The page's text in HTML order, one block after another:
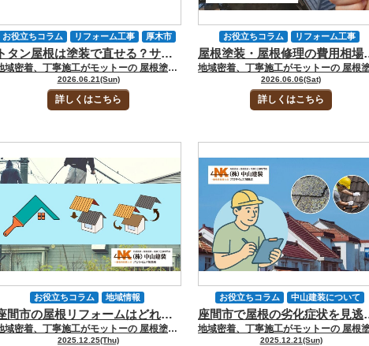
トタン屋根は塗装で直せる？サビ・穴あき・雨漏りの修理判断基準
地域密着、丁寧施工がモットーの 屋根塗装・外壁塗装専門店の中山建装です！ 代表取締役の中山です！ トタン屋根にサビが出てきたものの、「塗装だけで大丈夫なのか」「張り替えが必要なのか分からない」と悩んでいませんか。トタン屋根は、定期的な塗装によって寿命を延ばせる屋根材です。 ですが、すべての症状が塗装で解決できるわけではありません。サビの進行状況や下地の状態によっては、部分補修や張り替えが必要になるケースもあります。とくに築年数が経過した戸建て住宅や倉庫、物置、下屋では、気づかないうちに劣化が進んでいることも少なくありません。 大和市・厚木市・座間市・海老名市周辺でも、古い戸建ての下屋、倉庫、物置、庇まわりなどにトタン屋根が使われているケースがあります。神奈川県央エリアは、夏場の日差しや台風・強風雨の影響を受けることもあるため、塗膜の劣化やサビを放置すると、穴あきや雨漏りにつながる可能性があります。 今回のお役立ちコラムでは、トタン屋根は塗装で対応できるのかをはじめ、補修や張り替えが必要になる判断基準についてくわしく解説します。 [myphp file="comContactL"] トタン屋根は塗装で直せる？まずは劣化状況を確認 トタン屋根は、表面のサビが軽度な段階であれば、塗装によるメンテナンスで延命できる可能性があります。ただし、穴あきや雨漏りが発生している場合は注意が必要です。見た目だけでは判断が難しいため、まずは劣化状況を確認しましょう。 トタン屋根で見るべきポイントは、表面の色あせだけではありません。サビの範囲、サビの深さ、塗膜の剥がれ、釘やビスまわりの浮き、屋根材の重なり部分、雨漏り跡の有無まで確認する必要があります。 とくに古いトタン屋根では、表面は軽度のサビに見えても、重なり部分や釘まわりから腐食が進んでいることがあります。塗装で済むかどうかは、屋根材そのものがまだ健全かどうかで変わります。 ▼棟板金の雨漏りリスク▼棟板金のメンテナンスの重要性｜手入れ不足で雨漏りになるメカニズム サビだけなら塗装で延命できるケース トタン屋根は金属製のため、塗膜が劣化すると徐々にサビが発生します。 次のような状態であれば、塗装による保護が有効なケースがあります。 ・色あせが目立つ・表面にうっすらサビが出ている・塗膜の剥がれが見られる・穴あきは発生していない・雨漏りは発生していない・屋根材の大きな変形がない この段階で適切に塗装をおこなえば、防水性や防錆性の回復が期待できます。とくに築10年から20年程度の住宅では、現地調査の際に表面的なサビが見つかるケースも少なくありません。トタン自体が健全であれば、塗装によって屋根の寿命を延ばせる可能性があります。 ただし、トタン屋根の塗装では下地処理が重要です。サビを落とすケレン作業、サビ止め塗料の使用、上塗りの塗装回数が適切でないと、せっかく塗装しても早期にサビが再発することがあります。 見積書を見る際は、単に「屋根塗装一式」と書かれているかどうかではなく、ケレン作業、サビ止め、使用塗料、塗装回数、施工範囲が明記されているかを確認することが大切です。 ▼ケレン作業の重要性はこちら▼ケレンはなぜ必要？下地調整をおこなう意味やメリット 塗装では対応できないケースもある 一方で、サビが進行している場合は、塗装だけでは十分な補修になりません。 たとえば次のような症状です。 症状 推奨される対応 判断のポイント サビが広範囲に発生している 部分補修または張り替え 表面だけでなく腐食の深さを確認 穴あきがある 板金補修・張り替え 穴の大きさと周辺の腐食範囲を確認 雨漏りが発生している 原因調査と補修 屋根材以外の原因も含めて確認 下地が腐食している 下地補修・葺き替え 野地板や垂木への影響を確認 屋根材が変形している 張り替え検討 反り、浮き、たわみの有無を確認 穴が開いたトタンに塗料を塗っても、穴そのものは塞がりません。また、内部の腐食が進んでいる場合は、一時的に見た目がきれいになっても根本的な解決にはならないため注意が必要です。 トタン屋根は表面だけでなく、固定している釘まわりや重なり部分から劣化が進行することもあります。雨水が入り込みやすい部分に腐食がある場合、塗装だけで済ませると、短期間で再び雨漏りやサビが発生する可能性があります。 費用面でも、塗装だけで済む場合、板金補修を伴う場合、部分張り替えが必要な場合、下地補修や葺き替えが必要な場合では見積もり内容が大きく変わります。安さだけで判断するのではなく、どの症状に対してどの工事が必要なのかを確認しましょう。 見た目では判断しにくいケースもあるため、専門業者による点検を受けたうえで適切な工事方法を検討することが大切です。早い段階で対処できれば、張り替えではなく塗装や部分補修で済む場合もあります。 ▼サビ止めと下塗りはこちら▼知っておきたい外壁塗装の基礎知識「下塗り」｜プライマーやサビ止め塗料の必要性 古い戸建て・倉庫・物置でよく見られるケース 古いトタン屋根は、戸建て住宅だけでなく、倉庫や物置、下屋などでも使用されていることがあります。こうした建物では、「サビが出ているが塗装で対応できるのか分からない」「雨漏りしているが張り替えが必要なのか判断できない」と悩む方も少なくありません。 トタン屋根は比較的軽量で施工しやすい屋根材ですが、長年メンテナンスをおこなっていない場合は、劣化が想像以上に進行しているケースもあります。 たとえば、屋根の表面は軽いサビに見えていても、固定している釘まわりから腐食が進行していたり、屋根裏に雨染みが発生していたりする場合があります。倉庫や物置は普段あまり状態を確認しないことも多く、気づいたときには穴あきが発生している場合もあります。 また、トタン屋根は建物の立地や周辺環境によっても劣化の進行速度が変わります。雨風の影響を受けやすい場所、日当たりが強い場所、周囲に湿気がこもりやすい場所では、サビが進行しやすくなります。 大和市・厚木市周辺でも、住宅の増改築部分、古い倉庫、物置、勝手口まわりの下屋などにトタン屋根が残っていることがあります。母屋の屋根はメンテナンスしていても、下屋や物置の屋根は後回しになりやすいため注意が必要です。 見た目では判断が難しい症状もあるため、気になる変化が見られた場合は、劣化が進行する前に対応を検討してみてください。 [myphp file="comContactL"] トタン屋根の雨漏りは塗装より原因調査が重要 トタン屋根の雨漏りでは、「とりあえず塗装すれば直る」と考える方もいるかもしれません。ですが、実際には雨漏りの原因を特定することが最優先です。とくに古い戸建て住宅や倉庫、物置などでは、屋根以外の部分が原因になっているケースもあります。 塗装は、屋根材の表面を保護するための工事です。雨漏りの原因が穴あき、重なり部分のすき間、棟板金の浮き、外壁との取り合い部分にある場合、塗装だけでは雨漏りを止められないことがあります。 雨漏りが発生している場合は、まず水の入口を確認する必要があります。雨水は建物内部を伝って移動するため、室内のシミがある場所の真上に原因があるとは限りません。原因を特定せずに塗装すると、工事後も雨漏りが続く可能性があります。 雨漏りの原因はトタン屋根以外にあることも トタン屋根の雨漏りは、必ずしも屋根材の劣化だけが原因とは限りません。 よく見られる原因として、以下のようなものがあります。 ・屋根材の穴あき・棟板金の浮き・ビスや釘のゆるみ・シーリングの劣化・外壁との取り合い部分の劣化・雨樋の詰まりや破損・下屋と外壁の接合部からの浸水 屋根からの雨漏りと思われていても、外壁側が原因になっている場合もあります。特に下屋の場合、外壁との取り合い部分から雨水が入り込むケースがあります。 また、雨樋の詰まりや破損によって雨水が正常に流れず、屋根や外壁側へ回り込むこともあります。そのため、雨漏りが発生している場合は塗装の可否を判断する前に、屋根全体と周辺部を含めた原因調査をおこなうことが大切です。 中山建装では、トタン屋根だけを見るのではなく、外壁との接合部、雨樋、棟板金、ビスまわり、屋根裏の雨染みなどを確認しながら原因を整理することが重要だと考えています。 ▼雨漏り箇所の見つけ方はこちら▼【場所別】自宅で簡単にできる雨漏り箇所の見つけ方を中山建装が解説！ 下地劣化がある場合は補修や張り替えが必要 雨漏りを長期間放置すると、屋根材だけでなく下地にも影響がおよびます。 とくに注意したい症状は次のとおりです。 ・天井にシミがある・屋根裏に雨染みがある・野地板が腐食している・屋根を踏むとたわむ・室内にカビ臭さがある・雨の日のあとに室内の湿気が強くなる こうした状態になると、塗装だけで対応するのは難しくなります。下地補修や部分的な張り替え、場合によっては屋根全体の葺き替え工事が必要になることもあるため、早めの点検がおすすめです。 中山建装では、屋根だけでなく屋根裏や周辺部まで確認しながら雨漏りの原因を調査しています。写真付きの診断報告書で状態を確認できるため、「本当に塗装で大丈夫なのか」を判断しやすい点も特徴です。 なお、トタン屋根の劣化を見てすぐに「全面張り替えしかありません」と断定する業者や、反対に穴あきや雨漏りがあるにもかかわらず「塗装で大丈夫です」と説明する業者には注意が必要です。見積もり前には、劣化写真、補修範囲、下地の状態、使用する塗料や板金材、保証内容を確認しましょう。 トタン屋根は、見た目以上に劣化が進行している場合があります。サビだけなら塗装による延命が期待できますが、穴あきや雨漏り、下地劣化が見られる場合は補修や張り替えを検討した方が良いケースもあります。 塗れる屋根なのか、修理すべき屋根なのかは現地確認をしなければ正確に判断できません。トタン屋根の劣化が気になる方は、まず専門業者による診断を受けて状態を確認することが大切です。 [myphp file="comContactL"] FAQ｜トタン屋根の塗装工事・雨漏り工事でよくある質問 Q.トタン屋根のサビは塗装だけで直せますか？ 表面にうっすらサビが出ている程度で、穴あきや雨漏りがなければ、ケレン作業とサビ止めを行ったうえで塗装できる場合があります。ただし、サビが深く進行している場合は、塗装だけでは再発しやすいため、補修や張り替えの検討が必要です。 Q.トタン屋根に穴が開いている場合も塗装できますか？ 穴が開いている場合、塗装だけで穴を塞ぐことはできません。板金補修や部分張り替えが必要になることがあります。穴の周囲にも腐食が広がっている可能性があるため、表面だけでなく周辺部や下地の状態まで確認することが大切です。 Q.トタン屋根の雨漏りは塗装で止まりますか？ 雨漏りの原因が塗膜劣化だけであれば改善につながることもありますが、多くの場合は穴あき、棟板金の浮き、釘まわり、外壁との取り合い部分などが関係します。原因を特定せずに塗装しても雨漏りが止まらないことがあるため、まず原因調査が必要です。 Q.見積もり前に確認しておくべきことはありますか？ サビの範囲、穴あきの有無、雨漏りしている場所、天井のシミ、屋根裏の雨染み、いつから症状が出ているかを確認しておくと相談しやすくなります。見積書では、ケレン作業、サビ止め、塗装回数、補修範囲、保証内容も確認しましょう。 トタン屋根が塗装で直せるか迷ったら中山建装へご相談ください トタン屋根は、軽度のサビであれば塗装で延命できる場合がありますが、見た目だけで判断すると必要な補修を見落とすことがあります。穴あきや雨漏り、下地劣化がある場合は補修や張り替えが必要になることも。 中山建装では、大和市・厚木市周辺の住宅や倉庫、下屋の状態を確認し、塗装で済むのか修理が必要なのかを分かりやすくご説明します。 問い合わせフォームからのお問い合わせ、メール、電話でのご相談、ショールームへの来店にて、トタン屋根のサビや雨漏りの不安をご相談ください。 [myphp file="comContactL"] ▼合わせてチェック▼ 中山建装塗装専門ショールーム 厚木店 中山建装塗装専門ショールーム 大和店
2026.06.21(Sun)
詳しくはこちら
お役立ちコラム リフォーム工事
厚木市
地域情報
外装劣化診断
大和市
屋根カバー工事
屋根張り替え工事
座間市 愛川町
神奈川県 防水
雨漏り補修
屋根塗装・屋根修理の
2026.06.06(Sat)
詳しくはこちら
お役立ちコラム
リフォーム工事
中山建装について
劣化・補修・小工事
劣化症状について
厚木市
地域情報
塗装のタイミング
塗装工事について
外装劣化診断
大和市
屋根カバー工事
座間市
愛川町 横浜市
海老名市
費用について
雨漏り
雨漏り119
雨漏り診断
座間市の屋根リフォームはどれを選ぶ？塗装・カバー・葺き替えの判断基準をプロが徹底整理
地域密着、丁寧施工がモットーの 屋根塗装・外壁塗装専門店の中山建装です！ 代表取締役の中山です！ 座間市で屋根リフォームを検討する場面では、直面する問題があります。「屋根塗装だけで済むのか？」「カバー工法が最適？」「葺き替えが必要？」のように、判断に悩むことも多々出てくるものです。 屋根の状態は、地域の気候条件に大きく左右されます。座間市では湿度が高い日もあり、梅雨・台風シーズンには降雨量が一時的に増加する傾向です。これらの環境要因は、屋根材の劣化を加速させるため、単純に築年数だけでは工法を決められません。誤った判断をすると、数年以内に再び雨漏りや劣化が発生し、結果的に工事費用が膨らむリスクもあります。 そこで今回のお役立ちコラムでは、屋根の状態に応じた3つの工法である「塗装」「カバー工法」「葺き替え」についてくわしくお話しします。どのような点を考えて選んだほうがいいのか整理しました。 ▼合わせて読みたい▼座間市在住必見！屋根リフォームで雨漏り対策＆修理費用を賢く抑える方法 [myphp file="comContactL"] 座間市の屋根に求められる「地域特性」とリフォーム判断の前提 座間市は湿度・降雨・台風の影響もある地域です。屋根材への負荷も大きくなる場合も多々あります。まずはこの地域特性を理解することが、工法選定の基本となります。 座間市の降雨量・湿度・台風風速が屋根材に与える影響 屋根の劣化速度を左右する最も大きな外的要因が、気象条件です。座間市は湿度が高い日もあり、梅雨や秋雨前線の時期には相対湿度が80％前後まで上昇する日もあります。 湿度が高い環境では、スレート屋根の含水量が増え、塗膜の劣化や苔の発生が加速するのです。台風シーズンには、瞬間風速も強まります。そのため棟板金の浮きや留め具の緩みが発生する場合もあるのです。 これらの変化は表面だけの問題では済みません。下地の野地板にも影響し、含水と乾燥が繰り返されると、反りや沈みの原因を生むこともあるのです。 さらに、周囲の建物の影響も受けて風向きが変わる場合もあります。そうすると、局所的な雨の吹き込みが起こることも出てくるのです。 外観だけで判断して塗装を選ぶと、内部劣化を見落とすリスクも高まります。まずは地域の気象特性を踏まえ、屋根材がどのような影響を受けやすいか理解が重要です。 築年数×屋根材種類で変わるメンテナンス周期の考え方 屋根のメンテナンス周期は「築年数」と「屋根材の種類」で変わります。環境によりますが、スレート屋根の場合、一般的に新築後10〜15年で初回塗装が必要です。ただ、湿度が高い地域だと苔・藻の発生リスクは比較的高いと言えます。実際は短い周期で劣化が進むこともありえるのです。金属屋根（ガルバリウム鋼板など）は錆びにくいものの、強風での浮きや棟板金の緩みに注意が求められます。塗装より部材交換を優先すべきケースもあるのです。 築20年以上も経過すれば、屋根材そのものの寿命に加え、下地の野地板や防水紙の劣化が顕在化してきます。そうなると塗装だけで延命するのも限界が出てくるのです。屋根材の種類ごとに劣化の特徴を把握し、外観だけに囚われず、内部状態を含めて判断することが求められます。 押さえるべき「屋根リフォーム３工法」の前提 塗装・カバー・葺き替えは、改善できる範囲が異なります。最初にこの違いを理解しておくことが、誤った判断を避けるうえでは重要です。 塗装・カバー・葺き替えは「改善できる範囲」が違う 塗装は表面保護に特化し、内部劣化は解決できません。カバー工法は屋根材の老朽を覆う工法で、下地や防水紙の状態は健全であることが求められます。葺き替えはすべてを新設するため、構造まで建て直す根本改善ができるのです。 ３工法の「できる・できない」を理解する 屋根塗装は下地が腐朽していると成立しません。カバー工法は内部が腐っていれば、逆効果となるのです。葺き替えは万能ではあるものの、費用・工期の負担が大きくなります。 3つの工法で選ぶ場合「できる・できない」を適切に理解し判断することが成功の鍵を握るのです。この点を誤解すれば、選択ミスが起こってもおかしくありません。 ▼合わせて読みたい▼一戸建ての雨漏りの原因について考える｜【座間市で雨漏り修理業者を探すなら中山建装】 [myphp file="comContactL"] 塗装とカバー工法をどう選ぶ？「適している」「適さない」の線引き ここからは塗装とカバー工法、どちらを選ぶべきなのか？適している・適さないという点を中心に、判断基準をくわしくお話しします。 塗装が向く屋根とは？軽度劣化＋健全な下地 色褪せ・軽微なクラック・チョーキングなど、表面劣化のみの屋根なら屋根塗装が適しています。ただし、野地板が沈んでいたり・雨漏り履歴があったり・板金の腐朽があったりすれば塗装はむずかしいのです。 とくに結露や北面で苔が発生しやすい住まいの場合、見た目以上に含水しているケースも多数見られます。そのため、工法を選ぶ際には専門業者による屋根裏の確認が必要です。 カバー工法が向く屋根とは？中度劣化と内部が健全かどうか 屋根材が経年劣化して、弱っていたとします。それでも防水紙と野地板が生きている状態なら、カバー工法は適しているのです。カバー工法は既存の屋根に新しい屋根をかぶせます。そのため廃材が少なくなり、短工期なのがメリットです。 ただし、雨漏り履歴や野地板の腐朽のほか、防水紙が破断しているなら、カバー工法では不十分な対処と言えます。湿度が高い地域では、通気不足の屋根でカバー工法を行うと、湿気を閉じ込め劣化を早める場合があります。 野地板の腐朽が、急速に進むリスクがあるからです。結露しやすい北面や棟板金内部の貫板が湿気で弱っているケースだと、慎重な判断が求められます。施工前には、屋根裏の通気状況や含水度を確認し、適否の見極めが必要です。 塗装とカバーの境界を具体的に整理する 素材が指で崩れる：塗装不可 反りが強い ：塗装不可、カバー検討 苔の厚付き：塗装密着不可 雨漏り跡 ：カバー不可→葺き替え（屋根起因の雨漏りの場合） できる・できないかについて線引きを理解しておけば、判断ミスを防ぐのに有効です。 誤った選択は数年以内に破綻する 判断ミスをして、屋根塗装だけで済ませると、内部劣化を温存することにつながりかねません。そうすると短期間で剥離が再発してもおかしくないのです。 カバー工法が適していない状態の屋根に施工するのは、腐朽を閉じ込めることと同じになってしまいます。そうすると屋根の劣化は加速するだけとなり、結果的に、高額な葺き替えにつながりかねません。 参照：国土交通省 国立研究開発法人 建築研究所 参照：木塊協会 資産価値のある高耐久住宅研究報告 葺き替えを選ぶべき屋根とは？重度劣化と長期メリット 内部劣化が進んで、屋根塗装やカバー工法では対処できないなら、葺き替えが解決策となります。 葺き替えのサインを早期に把握する 「踏むと沈む」「屋根裏の湿気が抜けない」「防水紙の破断」「過去に雨漏りがある」このような屋根の場合、表面工事が通用しない状態と言えるのです。 アスベスト期・ノンアス初期のスレートは要注意 層間剥離したスレートは塗装もカバーも密着しない場合が多々あります。そのため葺き替えでしか解決できない場合も出てくるのです。ただ、スレート屋根の場合、アスベストが含まれている場合もあります。あわせて耐用限界に達している場合も多いため、安全性や耐風性の観点からも更新が必要です。 葺き替えは高額だが合理的 葺き替えは費用と工期の長さがネックとなります。葺き替えは屋根の問題に関する最大の解決方法とも言えるのです。たとえば葺き替えをすることで、以下のメリットを得られます。 防水紙の更新 野地板の補強 軽量屋根材で耐震性向上 換気棟追加で結露対策 資産価値が上がる傾向 何より検討時点の屋根の劣化を「リセットできる」点が、葺き替えの強みと言えます。表面的な対処ではなく、屋根を健全な状態へ戻せるのですから、座間市の湿度や風災リスクにも長期的に耐えられるだけの安心感を得られるのです。 短期的な出費は大きくても、将来の再工事を抑え、トータルコストを最小化できるのが葺き替えの大きなメリットと言えます。最終的には、今の劣化状況と今後どれだけ長く家を保ちたいかを照らし合わせ、後悔の少ない選択をしていくことが重要です。 [myphp file="comContactL"] FAQ｜座間市の屋根リフォーム工法選びについてよくある質問 座間市で屋根リフォームをご検討中のお客様からは「塗装・カバー・葺き替えのどれを選べばいいのか分からない」「本当にカバー工法で大丈夫？」「築年数と屋根材の状態のどちらを優先すべきか」など多くのご相談をいただきます。 ここでは今回のコラム内容を踏まえ、座間市の気候特性と屋根の劣化状態を軸にした工法選びの疑問にお答えします。 Q.築15年なら屋根塗装で十分ですか？それともカバー工法も検討すべきですか？ A.築年数だけでは判断できません。築15年は「塗装で延命できる屋根」と「すでにカバー工法や葺き替えを検討すべき屋根」がちょうど分かれ始める時期です。スレートのひび割れが軽微で、反りや層間剥離がなく、屋根裏の野地板も健全なら塗装で十分な場合もあります。 一方で、座間市は湿度が高く苔が出やすい環境のため、苔の厚付きや雨漏り履歴、防水紙の劣化が確認された場合は、カバー工法や葺き替えも視野に入れて検討する必要があります。 Q.屋根塗装とカバー工法のどちらにするか、自分で見極めるポイントはありますか？ A.大まかな目安としては「表面だけの劣化なら塗装」「屋根材そのものの傷みが進んでいるならカバー以上」と考えると分かりやすいです。具体的には、スレートが指で触ると崩れる、強い反りが出ている、層間剥離が広がっている、苔が厚くこびりついているといった場合は塗装の密着が期待できず、塗装単独は不向きです。 ただし、屋根裏の状態や防水紙の劣化は外からは分からないため、最終判断は必ず専門業者の点検結果をもとに行うことをおすすめします。 Q.カバー工法が向かない屋根はどんな状態ですか？ A.代表的なのは「雨漏りがすでに発生している」「野地板が腐朽・沈みを起こしている」「防水紙が破れている」といったケースです。この状態でカバー工法を行うと、既存の傷みを屋根内部に閉じ込めてしまい、かえって劣化を加速させる恐れがあります。 また、通気計画が不十分な屋根にカバーをかぶせると内部結露が起こりやすく、座間市のような湿度の高い地域では特に注意が必要です。こうした場合は、葺き替えで内部からリセットする方が結果的に合理的な選択となります。 Q.葺き替えは高額と聞きますが、どんなときに選ぶのが正解ですか？ A.葺き替えは「屋根の健康状態を一度ゼロリセットしたいとき」に選ぶ工法です。踏むと沈む、屋根裏が常に湿っている、防水紙があちこちで破断している、過去の雨漏り補修を何度も繰り返しているといった屋根は、表面だけ手を入れても根本解決になりません。 葺き替えなら防水紙と野地板の補修・補強、軽量屋根材への変更、換気棟の追加など、座間市の湿度や風雨を見据えた総合的な改善が可能です。初期費用は大きくなりますが、将来の再工事を減らしトータルコストを抑えられるケースも多くあります。 Q.自分の家に最適な工法を中立的に判断してもらうにはどうすればいいですか？ A.まずは「工法ありき」ではなく「現状診断ありき」で話を進めてくれる業者を選ぶことが重要です。屋根表面だけでなく、屋根裏の状態、防水紙や野地板の傷み、棟板金・谷部の状況などを写真と一緒に説明してくれる会社なら、塗装・カバー・葺き替えのそれぞれのメリット・デメリットを比較しながら検討できます。 中山建装のように座間市の気候特性を把握し、将来のメンテナンス計画も含めて提案してくれる屋根リフォーム会社に相談することで、偏りのない判断材料を得ることができます。 座間市の屋根リフォームで迷ったら中山建装へ｜塗装・カバー・葺き替えを一緒に比較検討しませんか？ 屋根リフォームは一度きりの決断で終わらず、その後10年20年と住まいを守り続ける「将来設計」に直結する工事です。座間市のように湿度が高く、梅雨・秋雨・台風と雨風の影響を受けやすい地域では、「とりあえず塗装だけ」「費用が安いからカバー工法」といった短期的な発想で工法を選んでしまうと、数年後に雨漏りや再劣化に悩まされ、結局は葺き替えが必要になってしまうことも少なくありません。 本当に大切なのは、屋根の現状と座間市特有の気象条件、築年数、今後どれくらい住み続ける予定なのかといった要素を整理したうえで、「塗装・カバー・葺き替えのどれが一番理にかなっているか」を冷静に見極めることです。 中山建装では、屋根表面だけでなく屋根裏や防水紙、野地板、棟板金の状態まで含めて丁寧に調査し、「塗装で十分伸ばせる屋根」「カバー工法が最適な屋根」「葺き替えに踏み切るべき屋根」を分かりやすくご説明します。 そのうえで、お客様のご予算とライフプランを伺いながら、座間市の環境に合った最適な屋根リフォームプランをご提案します。 お問い合わせは、ホームページの問い合わせフォームからのお問い合わせはもちろん、メール、電話でのご相談、ショールームへの来店も大歓迎です。 「うちの屋根は塗装・カバー・葺き替えのどれが正解？」と迷われたら、まずは中山建装にご相談いただき、一緒に将来を見据えたベストな選択肢を整理していきましょう。 [myphp file="comContactL"] ▼合わせてチェック▼ 中山建装塗装専門ショールーム 厚木店 中山建装塗装専門ショールーム 大和店
2025.12.25(Thu)
お役立ちコラム
地域情報
塗装工事について
屋根カバー工事
屋根塗装
屋根張り替え工事
座間市
座間市で屋根の劣化症状
2025.12.21(Sun)
お役立ちコラム
中山建装について
地域情報
塗装のタイミング
塗装工事について
外装劣化診断